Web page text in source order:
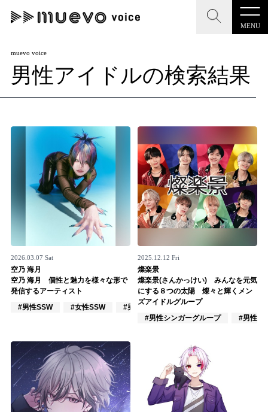
MENU
CLOSE
記事を検索する
人気ワード
#男性SSW #ポップス #女性SSW #ロック
#男性シンガー #HR/HM #女性シンガー
#男性シンガーグループ
CLOSE
muevo media
"読者の声を形にする”音楽特化メディア
記事一覧
プレスリリース一覧
お問い合わせ
記事リクエスト
ログイン
LINK
muevoクラウドファンディング
muevoコミュニティ
muevo voice
男性アイドルの検索結果
2026.03.07 Sat
空乃 海月
空乃 海月 個性と魅力を様々な形で
発信するアーティスト
#男性SSW
#女性SSW #男性シンガー
2025.12.12 Fri
燦楽景
燦楽景(さんかっけい) みんなを元気
にする８つの太陽 燦々と輝くメン
ズアイドルグループ
#男性シンガーグループ
#男性ア